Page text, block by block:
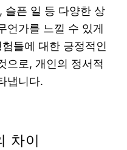
슬픈 일 등 다양한 상
언가를 느낄 수 있게
들에 대한 긍정적인
으로, 개인의 정서적
냅니다.
차이